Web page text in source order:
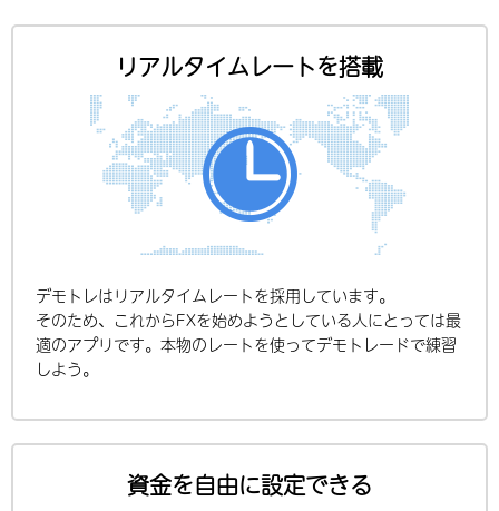
リアルタイムレートを搭載
デモトレはリアルタイムレートを採用しています。
そのため、これからFXを始めようとしている人にとっては最
適のアプリです。本物のレートを使ってデモトレードで練習
しよう。
資金を自由に設定できる